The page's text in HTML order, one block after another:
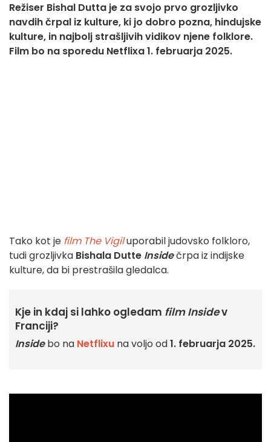
Režiser Bishal Dutta je za svojo prvo grozljivko
navdih črpal iz kulture, ki jo dobro pozna, hindujske
kulture, in najbolj strašljivih vidikov njene folklore.
Film bo na sporedu Netflixa 1. februarja 2025.
Tako kot je film The Vigiluporabil judovsko folkloro,
tudi grozljivka Bishala Dutte Insidečrpa iz indijske
kulture, da bi prestrašila gledalca.
Kje in kdaj si lahko ogledam film Insidev
Franciji?
Insidebo na Netflixu na voljo od1. februarja 2025.